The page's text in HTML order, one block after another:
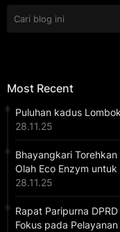
Most Recent
Puluhan kadus
28.11.25
Bhayangkari
Olah Eco Enzym
28.11.25
Rapat Paripurna
Fokus pada